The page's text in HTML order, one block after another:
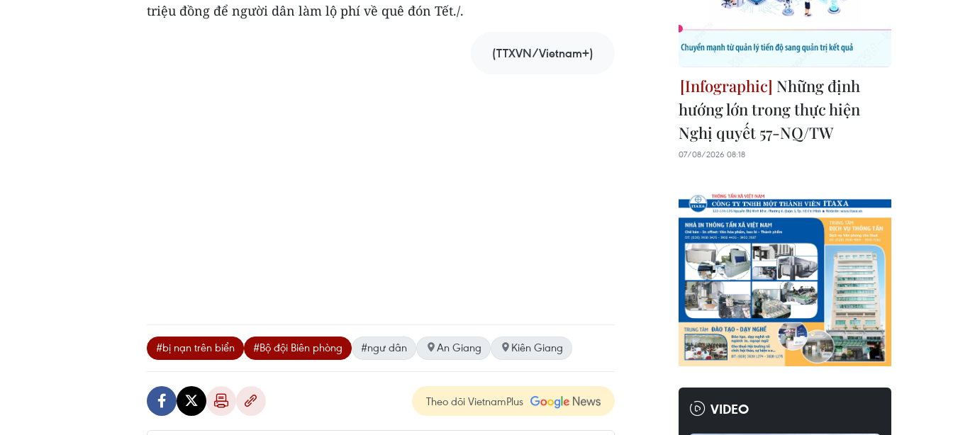
triệu đồng để người dân làm lộ phí về quê đón Tết./.
(TTXVN/Vietnam+)
#bị nạn trên biển #Bộ đội Biên phòng #ngư dân An Giang Kiên Giang
Theo dõi VietnamPlus
Những định
hướng lớn trong thực hiện
Nghị quyết 57-NQ/TW
07/08/2026 08:18
VIDEO